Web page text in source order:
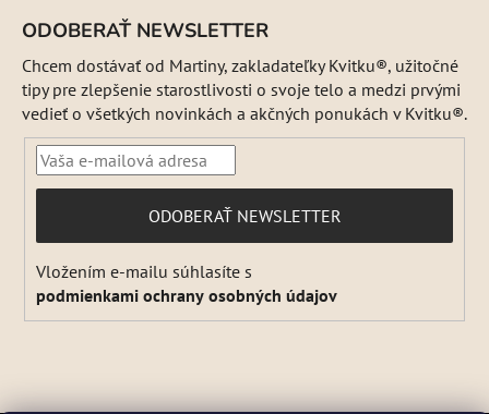
ODOBERAŤ NEWSLETTER
Chcem dostávať od Martiny, zakladateľky Kvitku®, užitočné
tipy pre zlepšenie starostlivosti o svoje telo a medzi prvými
vedieť o všetkých novinkách a akčných ponukách v Kvitku®.
PRIHLÁSIŤ
SA
ODOBERAŤ NEWSLETTER
Vložením e-mailu súhlasíte s
podmienkami ochrany osobných údajov